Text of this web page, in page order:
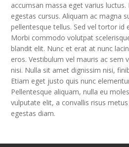
accumsan massa eget varius luctus.
egestas cursus. Aliquam ac magna
pellentesque tellus. Sed vel tortor id
Morbi commodo volutpat
blandit elit. Nunc et erat at nunc
eros. Vestibulum vel mauris ac sem
nisi. Nulla sit amet dignissim nisi,
Etiam eget justo quis nunc
Pellentesque aliquam, nulla eu
vulputate elit, a convallis risus
egestas diam.